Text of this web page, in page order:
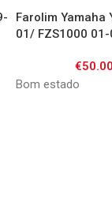
Farolim Yamaha
01/ FZS1000 01-
€50.00
Bom estado